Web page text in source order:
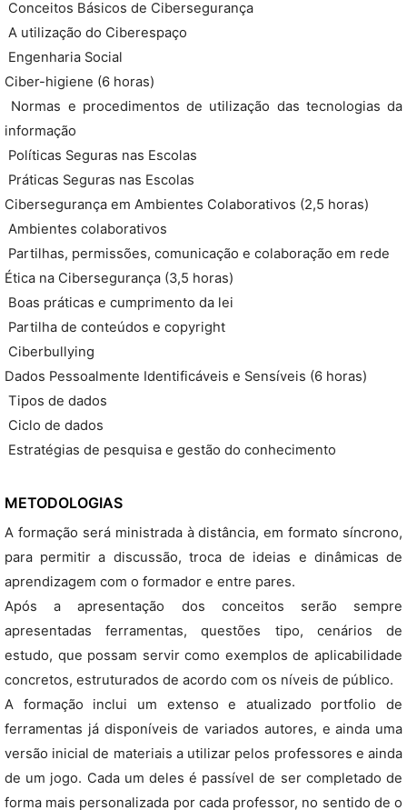
 Conceitos Básicos de Cibersegurança
 A utilização do Ciberespaço
 Engenharia Social
Ciber-higiene (6 horas)
 Normas e procedimentos de utilização das tecnologias da
informação
 Políticas Seguras nas Escolas
 Práticas Seguras nas Escolas
Cibersegurança em Ambientes Colaborativos (2,5 horas)
 Ambientes colaborativos
 Partilhas, permissões, comunicação e colaboração em rede
Ética na Cibersegurança (3,5 horas)
 Boas práticas e cumprimento da lei
 Partilha de conteúdos e copyright
 Ciberbullying
Dados Pessoalmente Identificáveis e Sensíveis (6 horas)
 Tipos de dados
 Ciclo de dados
 Estratégias de pesquisa e gestão do conhecimento
METODOLOGIAS
A formação será ministrada à distância, em formato síncrono,
para permitir a discussão, troca de ideias e dinâmicas de
aprendizagem com o formador e entre pares.
Após a apresentação dos conceitos serão sempre
apresentadas ferramentas, questões tipo, cenários de
estudo, que possam servir como exemplos de aplicabilidade
concretos, estruturados de acordo com os níveis de público.
A formação inclui um extenso e atualizado portfolio de
ferramentas já disponíveis de variados autores, e ainda uma
versão inicial de materiais a utilizar pelos professores e ainda
de um jogo. Cada um deles é passível de ser completado de
forma mais personalizada por cada professor, no sentido de o